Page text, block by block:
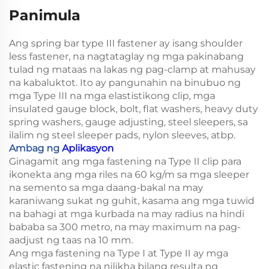
Panimula
Ang spring bar type III fastener ay isang shoulder
less fastener, na nagtataglay ng mga pakinabang
tulad ng mataas na lakas ng pag-clamp at mahusay
na kabaluktot. Ito ay pangunahin na binubuo ng
mga Type III na mga elastistikong clip, mga
insulated gauge block, bolt, flat washers, heavy duty
spring washers, gauge adjusting, steel sleepers, sa
ilalim ng steel sleeper pads, nylon sleeves, atbp.
Ambag ng Aplikasyon
Ginagamit ang mga fastening na Type II clip para
ikonekta ang mga riles na 60 kg/m sa mga sleeper
na semento sa mga daang-bakal na may
karaniwang sukat ng guhit, kasama ang mga tuwid
na bahagi at mga kurbada na may radius na hindi
bababa sa 300 metro, na may maximum na pag-
aadjust ng taas na 10 mm.
Ang mga fastening na Type I at Type II ay mga
elastic fastening na nilikha bilang resulta ng